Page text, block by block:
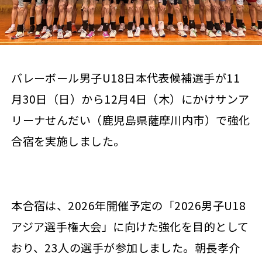
バレーボール男子U18日本代表候補選手が11
月30日（日）から12月4日（木）にかけサンア
リーナせんだい（鹿児島県薩摩川内市）で強化
合宿を実施しました。
本合宿は、2026年開催予定の「2026男子U18
アジア選手権大会」に向けた強化を目的として
おり、23人の選手が参加しました。朝長孝介